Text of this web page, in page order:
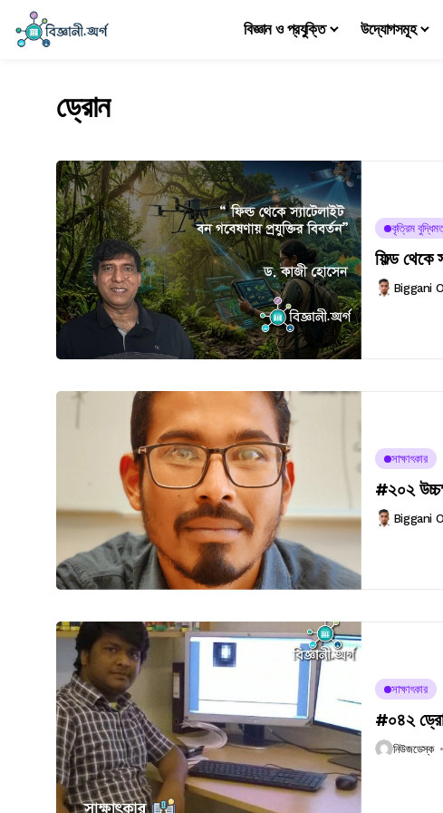
বিজ্ঞান ও প্রযুক্তি উদ্যোগসমূহ
ড্রোন
কৃত্রিম
ফিল্ড থেকে
Biggani
সাক্ষাৎকার
#২০২
Biggani
সাক্ষাৎকার
#০৪২
নিউজডেস্ক